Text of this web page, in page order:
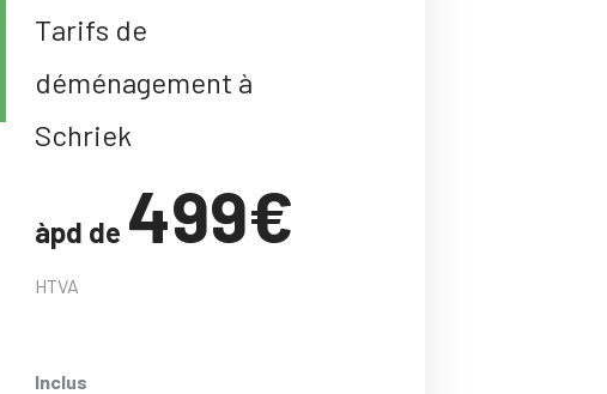
Tarifs de
déménagement à
Schriek
àpd de 499€
HTVA
Inclus